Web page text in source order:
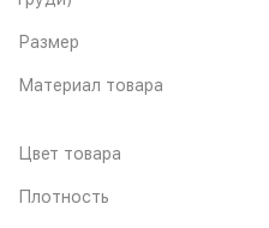
Размер
Материал товара
Цвет товара
Плотность